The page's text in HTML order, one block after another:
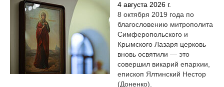
4 августа 2026 г.
8 октября 2019 года по
благословению митрополита
Симферопольского и
Крымского Лазаря церковь
вновь освятили — это
совершил викарий епархии,
епископ Ялтинский Нестор
(Доненко).